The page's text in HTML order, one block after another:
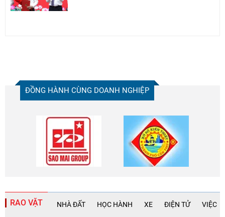
ĐỒNG HÀNH CÙNG DOANH NGHIỆP
RAO VẶT NHÀ ĐẤT HỌC HÀNH XE ĐIỆN TỬ VIỆC